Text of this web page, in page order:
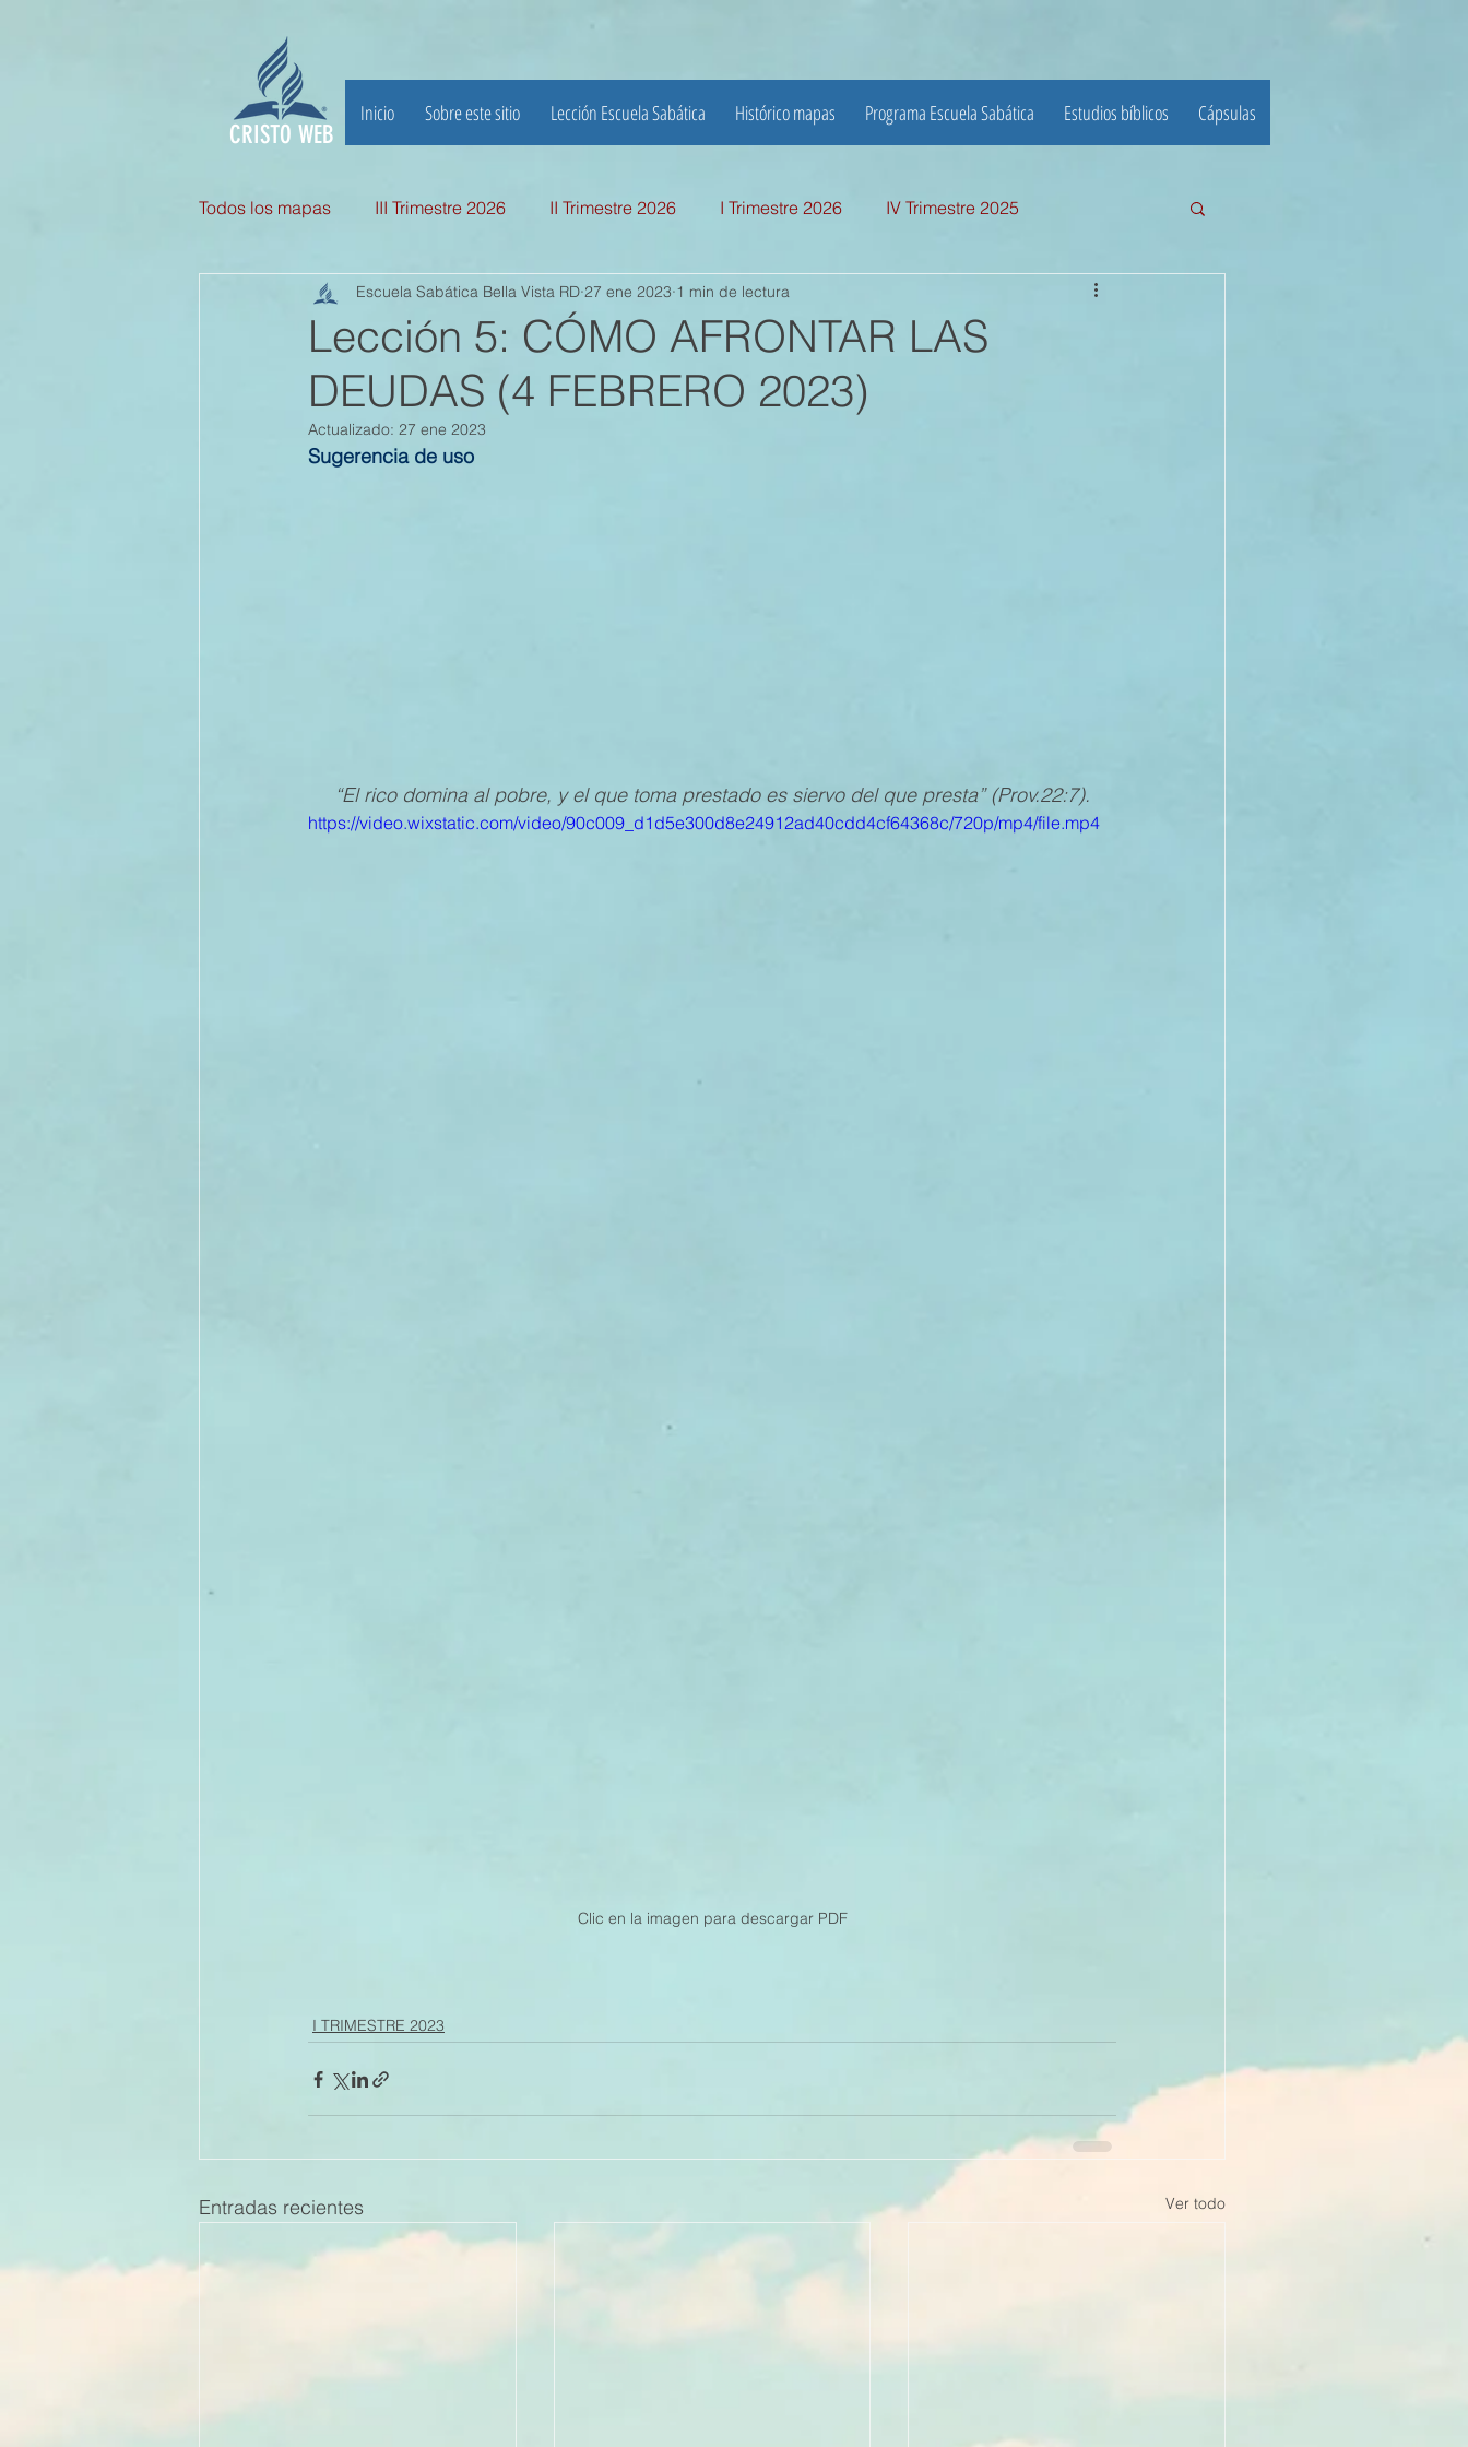
CRISTO WEB
Inicio Sobre este sitio Lección Escuela Sabática Histórico mapas Programa Escuela Sabática Estudios bíblicos Cápsulas
Todos los mapas III Trimestre 2026 II Trimestre 2026 I Trimestre 2026 IV Trimestre 2025
III TRIMESTRE 2025 II Trimestre 2025 I TRIMESTRE 2025 III TRIMESTRE 2024
II TRIMESTRE 2024 I TRIMESTRE 2024 IV TRIMESTRE 2023 III TRIMESTRE 2023
II TRIMESTRE 2023 I TRIMESTRE 2023
II TRIMESTRE 2019
Lección 5: CÓMO AFRONTAR LAS
DEUDAS (4 FEBRERO 2023)
Escuela Sabática Bella Vista RD 27 ene 2023 1 min de lectura
Actualizado: 27 ene 2023
Sugerencia de uso
“El rico domina al pobre, y el que toma prestado es siervo del que presta” (Prov.22:7).
https://video.wixstatic.com/video/90c009_d1d5e300d8e24912ad40cdd4cf64368c/720p/mp4/file.mp4
Clic en la imagen para descargar PDF
I TRIMESTRE 2023
Entradas recientes Ver todo